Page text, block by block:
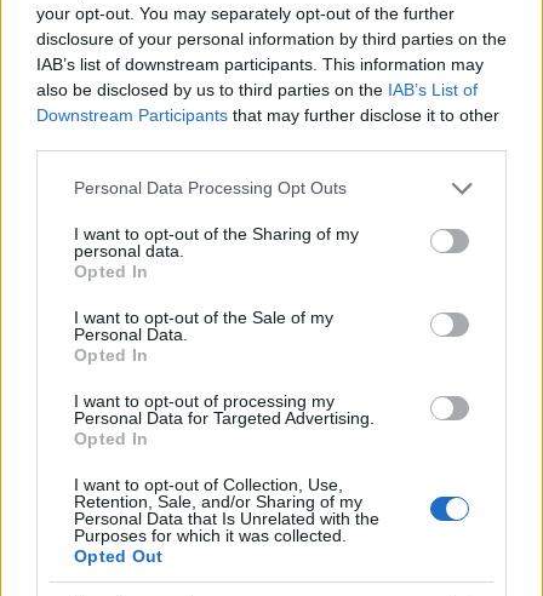
your opt-out. You may separately opt-out of the further
disclosure of your personal information by third parties on the
IAB’s list of downstream participants. This information may
also be disclosed by us to third parties on the IAB’s List of
Downstream Participants that may further disclose it to other
Please note that this website/app uses one or more Google
not limited to your visit or usage behaviour. You may click to
grant or deny consent to Google and its third-party tags to
use your data for below specified purposes in below Google
consent section.
Personal Data Processing Opt Outs
I want to opt-out of the Sharing of my
personal data.
Opted In
I want to opt-out of the Sale of my
Personal Data.
Opted In
I want to opt-out of processing my
Personal Data for Targeted Advertising.
Opted In
I want to opt-out of Collection, Use,
Retention, Sale, and/or Sharing of my
Personal Data that Is Unrelated with the
Purposes for which it was collected.
Opted Out
Telti Santa Vittoria
Vittorio Pinducciu
Notizie in tempo reale?
Entra nel canale telegram di
Inviaci le tue segnalazioni,
Su WhatsApp al numero +39
345 356 7512
Ricevi le nostre ultime news
da